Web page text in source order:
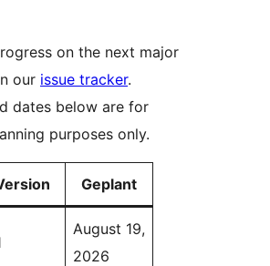
on the next major
our issue tracker.
dates below are for
purposes only.
Geplant
August 19,
2026